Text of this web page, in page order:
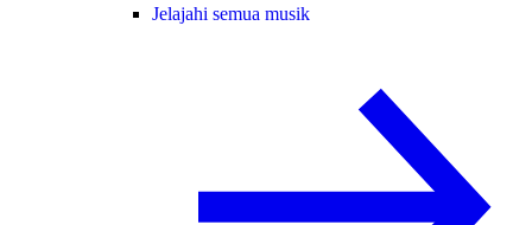
Jelajahi semua musik